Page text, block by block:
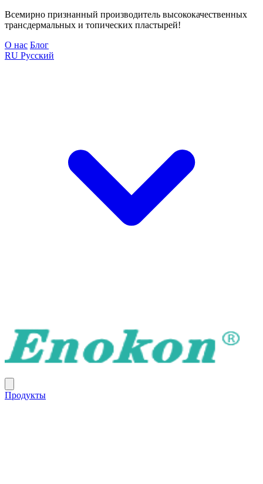
Всемирно признанный производитель высококачественных
трансдермальных и топических пластырей!
О нас Блог
RU Русский
Продукты